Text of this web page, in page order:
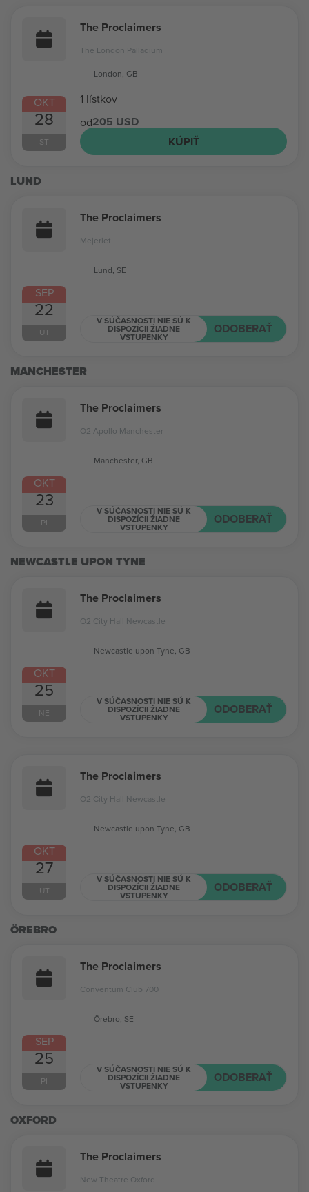
OKT
28
ST
The Proclaimers
The London Palladium
London, GB
1 lístkov
od205 USD
KÚPIŤ
LUND
SEP
22
UT
The Proclaimers
Mejeriet
Lund, SE
V SÚČASNOSTI NIE SÚ K
DISPOZÍCII ŽIADNE
VSTUPENKY
ODOBERAŤ
MANCHESTER
OKT
23
PI
The Proclaimers
O2 Apollo Manchester
Manchester, GB
V SÚČASNOSTI NIE SÚ K
DISPOZÍCII ŽIADNE
VSTUPENKY
ODOBERAŤ
NEWCASTLE UPON TYNE
OKT
25
NE
The Proclaimers
O2 City Hall Newcastle
Newcastle upon Tyne, GB
V SÚČASNOSTI NIE SÚ K
DISPOZÍCII ŽIADNE
VSTUPENKY
ODOBERAŤ
OKT
27
UT
The Proclaimers
O2 City Hall Newcastle
Newcastle upon Tyne, GB
V SÚČASNOSTI NIE SÚ K
DISPOZÍCII ŽIADNE
VSTUPENKY
ODOBERAŤ
ÖREBRO
SEP
25
PI
The Proclaimers
Conventum Club 700
Örebro, SE
V SÚČASNOSTI NIE SÚ K
DISPOZÍCII ŽIADNE
VSTUPENKY
ODOBERAŤ
OXFORD
The Proclaimers
New Theatre Oxford